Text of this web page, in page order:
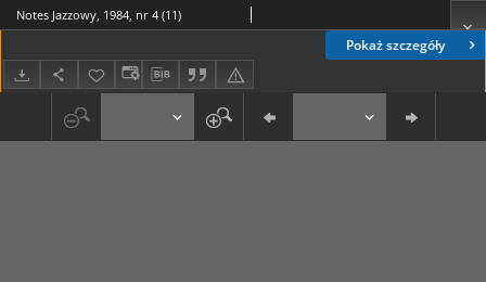
Pokaż szczegóły
Notes Jazzowy, 1984, nr 4 (11)